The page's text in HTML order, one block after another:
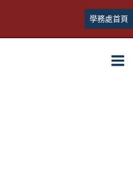
學務處首頁